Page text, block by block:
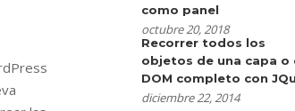
como panel
octubre 20, 2018
Recorrer todos los
objetos de una capa o
DOM completo con
diciembre 22, 2014